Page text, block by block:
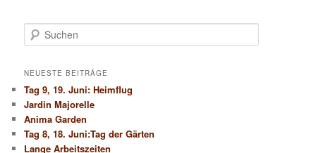
u
h
n
NEUESTE BEITRÄGE
Tag 9, 19. Juni: Heimflug
Jardin Majorelle
Anima Garden
Tag 8, 18. Juni:Tag der Gärten
Lange Arbeitszeiten